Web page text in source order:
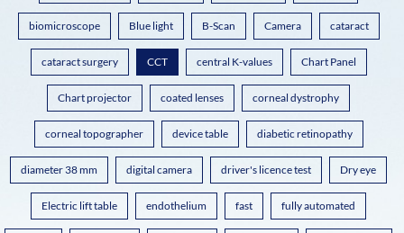
biomicroscope Blue light B-Scan Camera cataract
cataract surgery CCT central K-values Chart Panel
Chart projector coated lenses corneal dystrophy
corneal topographer device table diabetic retinopathy
diameter 38 mm digital camera driver's licence test Dry eye
Electric lift table endothelium fast fully automated